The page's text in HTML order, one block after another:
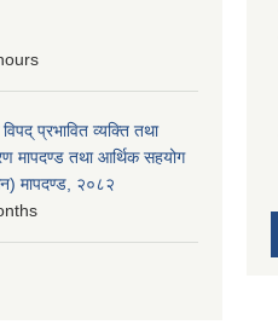
विपद् प्रभावित व्यक्ति तथा
मापदण्ड तथा आर्थिक सहयोग
मापदण्ड, २०८२